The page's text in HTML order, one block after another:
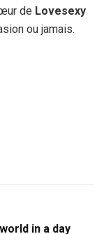
de Lovesexy
ou jamais.
in a day